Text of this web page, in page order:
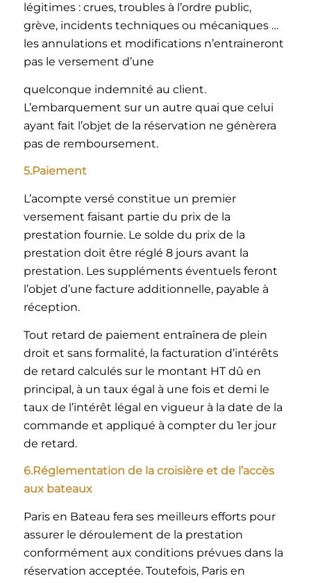
légitimes : crues, troubles à l’ordre public,
grève, incidents techniques ou mécaniques …
les annulations et modifications n’entraineront
pas le versement d’une
quelconque indemnité au client.
L’embarquement sur un autre quai que celui
ayant fait l’objet de la réservation ne génèrera
pas de remboursement.
5.Paiement
L’acompte versé constitue un premier
versement faisant partie du prix de la
prestation fournie. Le solde du prix de la
prestation doit être réglé 8 jours avant la
prestation. Les suppléments éventuels feront
l’objet d’une facture additionnelle, payable à
réception.
Tout retard de paiement entraînera de plein
droit et sans formalité, la facturation d’intérêts
de retard calculés sur le montant HT dû en
principal, à un taux égal à une fois et demi le
taux de l’intérêt légal en vigueur à la date de la
commande et appliqué à compter du 1er jour
de retard.
6.Réglementation de la croisière et de l’accès
aux bateaux
Paris en Bateau fera ses meilleurs efforts pour
assurer le déroulement de la prestation
conformément aux conditions prévues dans la
réservation acceptée. Toutefois, Paris en